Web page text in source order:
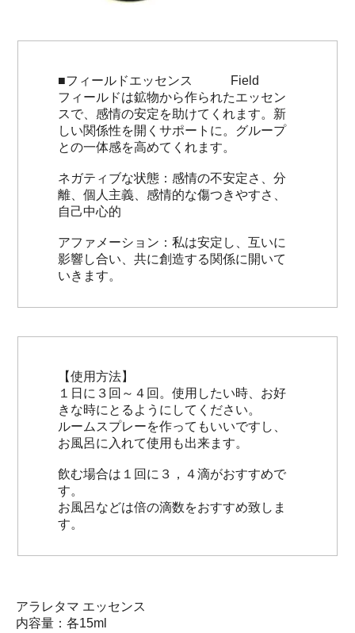
■フィールドエッセンス Field
フィールドは鉱物から作られたエッセン
スで、感情の安定を助けてくれます。新
しい関係性を開くサポートに。グループ
との一体感を高めてくれます。
ネガティブな状態：感情の不安定さ、分
離、個人主義、感情的な傷つきやすさ、
自己中心的
アファメーション：私は安定し、互いに
影響し合い、共に創造する関係に開いて
いきます。
【使用方法】
１日に３回～４回。使用したい時、お好
きな時にとるようにしてください。
ルームスプレーを作ってもいいですし、
お風呂に入れて使用も出来ます。
飲む場合は１回に３，４滴がおすすめで
す。
お風呂などは倍の滴数をおすすめ致しま
す。
アラレタマ エッセンス
内容量：各15ml